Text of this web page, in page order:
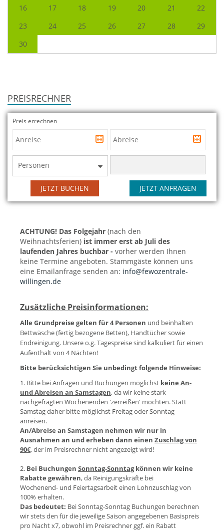
16 17 18 19 20 21
22
23
24 25 26 27 28
29
30
PREISRECHNER
Preis errechnen
Personen
JETZT ANFRAGEN
JETZT BUCHEN
ACHTUNG! Das Folgejahr (nach den
Weihnachtsferien) ist immer erst ab Juli des
laufenden Jahres buchbar - vorher werden Ihnen
keine Termine angeboten. Stammgäste können uns
eine Emailanfrage senden an: info@fewozentrale-
willingen.de
Zusätzliche Preisinformationen:
Alle Grundpreise gelten für 4 Personen und beinhalten
Bettwäsche (fertig bezogene Betten), Handtücher sowie
Endreinigung. Unsere o.g. Tagespreise sind kalkuliert für einen
Aufenthalt von 4 Nächten!
Bitte berücksichtigen Sie unbedingt folgende Hinweise:
1. Bitte bei Anfragen und Buchungen möglichst keine An-
und Abreisen an Samstagen, da wir keine stark
nachgefragten Wochenenden 'zerreißen' möchten. Statt
Samstag daher bitte möglichst Freitag oder Sonntag
anreisen.
An/Abreise an Samstagen nehmen wir nur in
Ausnahmen an und erheben dann einen Zuschlag von
90€, der im Preisrechner nicht angezeigt wird!
2. Bei Buchungen Sonntag-Sonntagkönnen wir keine
Rabatte gewähren, da Reinigungskräfte bei
Wochenend- und Feiertagsarbeit einen Lohnzuschlag von
100% erhalten.
Das bedeutet: Bei Sonntag-Sonntag Buchungen berechnen
wir stets den für die jeweilige Saison angegebenen Basispreis
pro Nacht x7, obwohl im Preisrechner ggf. ein Rabatt